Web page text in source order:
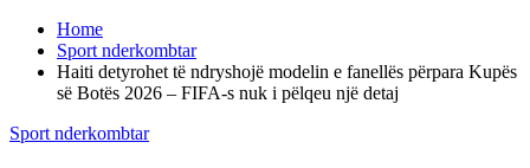
Home
Sport nderkombtar
Haiti detyrohet të ndryshojë modelin e fanellës përpara Kupës
së Botës 2026 – FIFA-s nuk i pëlqeu një detaj
Sport nderkombtar